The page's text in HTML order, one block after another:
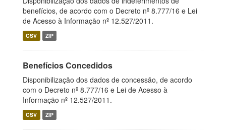
benefícios, de acordo com o Decreto nº 8.777/16 e Lei
de Acesso à Informação nº 12.527/2011.
CSV ZIP
Benefícios Concedidos
Disponibilização dos dados de concessão, de acordo
com o Decreto nº 8.777/16 e Lei de Acesso à
Informação nº 12.527/2011.
CSV ZIP